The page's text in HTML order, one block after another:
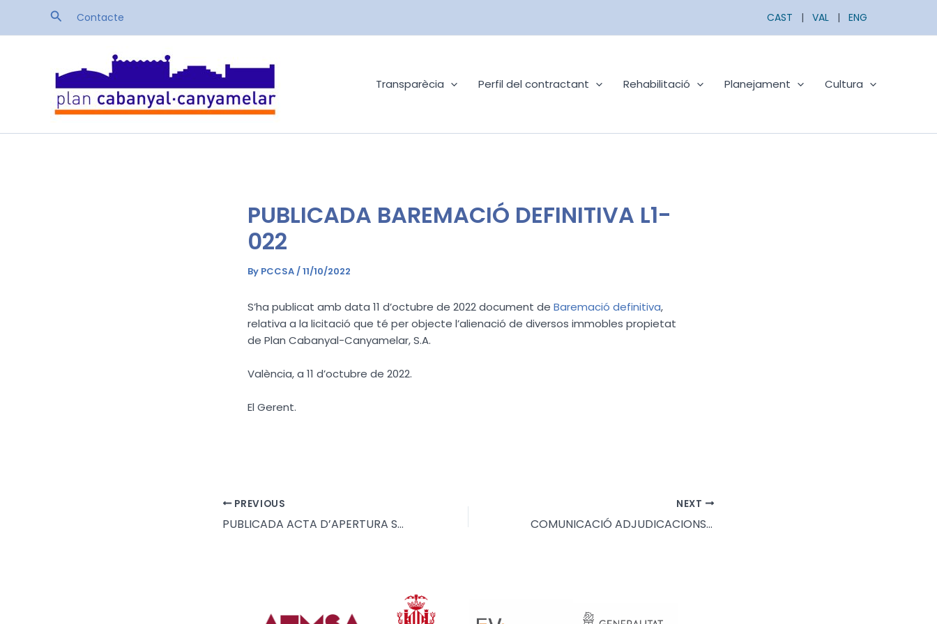
SearchContacte CAST | VAL | ENG
Transparècia Perfil del contractant Rehabilitació Planejament Cultura
PUBLICADA BAREMACIÓ DEFINITIVA L1-
022
By PCCSA /11/10/2022
S’ha publicat amb data 11 d’octubre de 2022 document de Baremació definitiva,
relativa a la licitació que té per objecte l’alienació de diversos immobles propietat
de Plan Cabanyal-Canyamelar, S.A.
València, a 11 d’octubre de 2022.
El Gerent.
PREVIOUS
PUBLICADA ACTA D’APERTURA SOBRE 1 (OFERTA ECONÒMICA)
NEXT
COMUNICACIÓ ADJUDICACIONS PROVISIONALS L1-022